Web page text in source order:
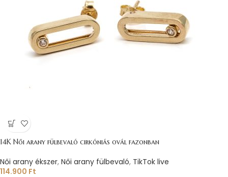
14K Női arany fülbevaló cirkóniás ovál fazonban
Női arany ékszer, Női arany fülbevaló, TikTok live
114.900 Ft